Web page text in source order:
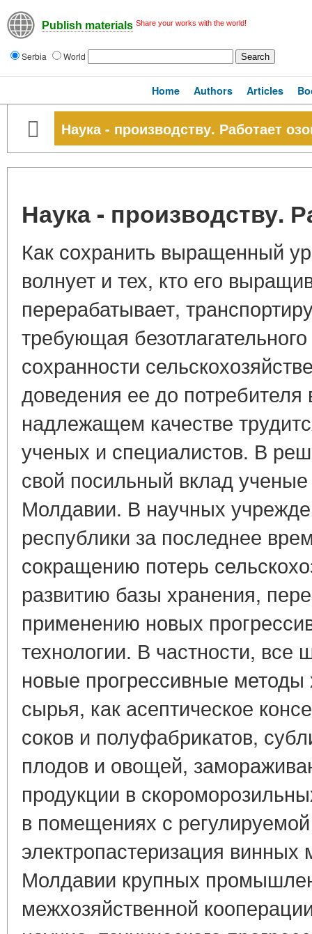
Publish materials Share your works with the world!
Serbia World
Home Authors Articles
Наука - производству. Работает
Наука - производству.
Как сохранить выращенный
волнует и тех, кто его
перерабатывает,
требующая
сохранности
доведения ее до
надлежащем качестве
ученых и специалистов. В
свой посильный вклад
Молдавии. В научных
республики за последнее
сокращению потерь
развитию базы хранения,
применению новых
технологии. В частности, все
новые прогрессивные методы
сырья, как асептическое
соков и полуфабрикатов,
плодов и овощей,
продукции в
в помещениях с
электропастеризация
Молдавии крупных
межхозяйственной